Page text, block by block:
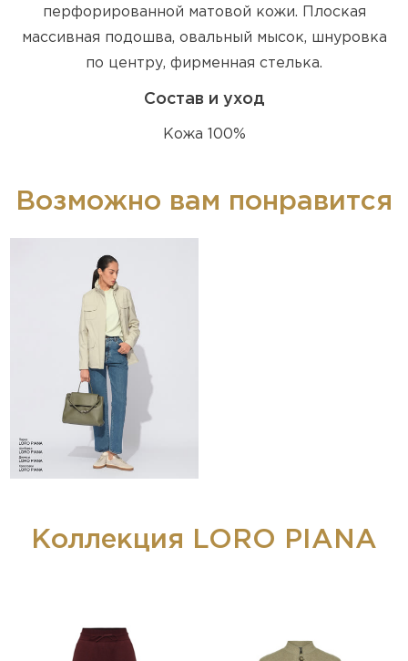
перфорированной матовой кожи. Плоская
массивная подошва, овальный мысок, шнуровка
по центру, фирменная стелька.
Состав и уход
Кожа 100%
Возможно вам понравится
Коллекция LORO PIANA